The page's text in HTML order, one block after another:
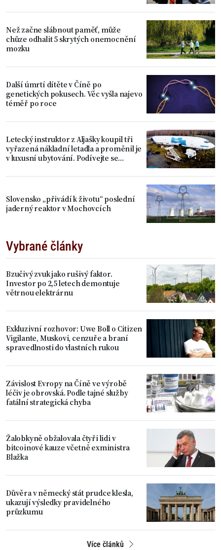
Než začne slábnout paměť, může
chůze odhalit 5 skrytých onemocnění
mozku
Další úmrtí dítěte v Číně po
genetických pokusech. Věc vyšla najevo
téměř po roce
Letecký instruktor z Aljašky koupil tři
vyřazená nákladní letadla a proměnil je
v luxusní ubytování. Podívejte se
Slovensko „přivádí k životu“ poslední
jaderný reaktor v Mochovcích
Vybrané články
Bzučivý zvuk jako rušivý faktor.
Investor po 2,5 letech demontuje
větrnou elektrárnu
Exkluzivní rozhovor: Uwe Boll o Citizen
Vigilante, Muskovi, cenzuře a braní
spravedlnosti do vlastních rukou
Závislost Evropy na Číně ve výrobě
léčiv je obrovská. Podle tajné služby
fatální strategická chyba
Žalobkyně obžalovala čtyři lidi v
bitcoinové kauze včetně exministra
Blažka
Důvěra v německý stát prudce klesla,
ukazují výsledky pravidelného
průzkumu
Více článků